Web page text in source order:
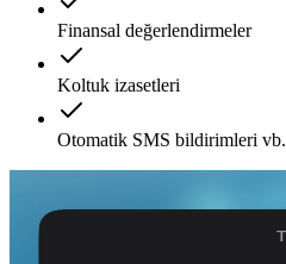
Finansal değerlendirmeler
Koltuk izasetleri
Otomatik SMS bildirimleri vb.